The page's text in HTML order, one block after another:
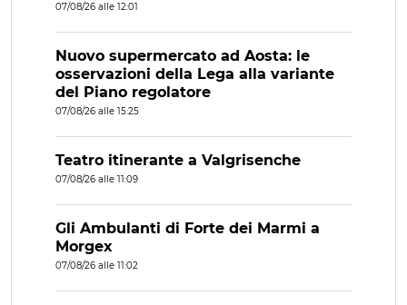
07/08/26 alle 12:01
Nuovo supermercato ad Aosta: le
osservazioni della Lega alla variante
del Piano regolatore
07/08/26 alle 15:25
Teatro itinerante a Valgrisenche
07/08/26 alle 11:09
Gli Ambulanti di Forte dei Marmi a
Morgex
07/08/26 alle 11:02